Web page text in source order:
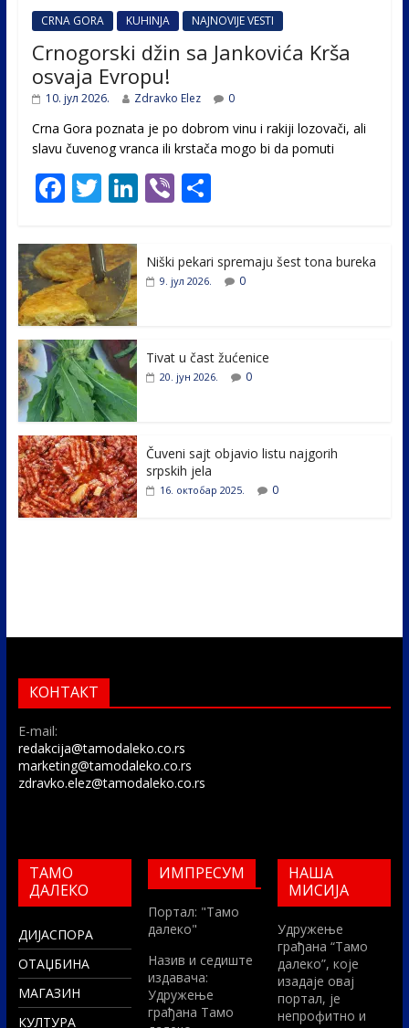
CRNA GORA KUHINJA NAJNOVIJE VESTI
Crnogorski džin sa Jankovića Krša
osvaja Evropu!
10. јул 2026. Zdravko Elez 0
Crna Gora poznata je po dobrom vinu i rakiji lozovači, ali
slavu čuvenog vranca ili krstača mogo bi da pomuti
F
e
b
o
o
k
T
itt
er
Li
e
Vi
er
S
e
Niški pekari spremaju šest tona bureka
9. јул 2026. 0
Tivat u čast žućenice
20. јун 2026. 0
Čuveni sajt objavio listu najgorih
srpskih jela
16. октобар 2025. 0
КОНТАКТ
E-mail:
redakcija@tamodaleko.co.rs
marketing@tamodaleko.co.rs
zdravko.elez@tamodaleko.co.rs
ТАМО
ДАЛЕКО
ДИЈАСПОРА
ОТАЏБИНА
МАГАЗИН
КУЛТУРА
ИМПРЕСУМ
Портал: "Тамо
далеко"
Назив и седиште
издавача:
Удружење
грађана Тамо
НАША
МИСИЈА
Удружење
грађана “Тамо
далеко”, које
изадаје овај
портал, је
непрофитно и